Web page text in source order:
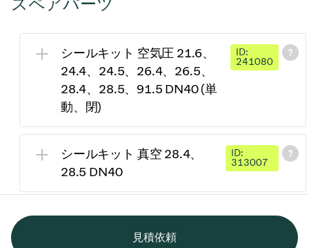
シールキット 空気圧 21.6、
24.4、24.5、26.4、26.5、
28.4、28.5、91.5 DN40 (単
動、閉)
ID:
241080
シールキット 真空 28.4、
28.5 DN40
ID:
313007
見積依頼